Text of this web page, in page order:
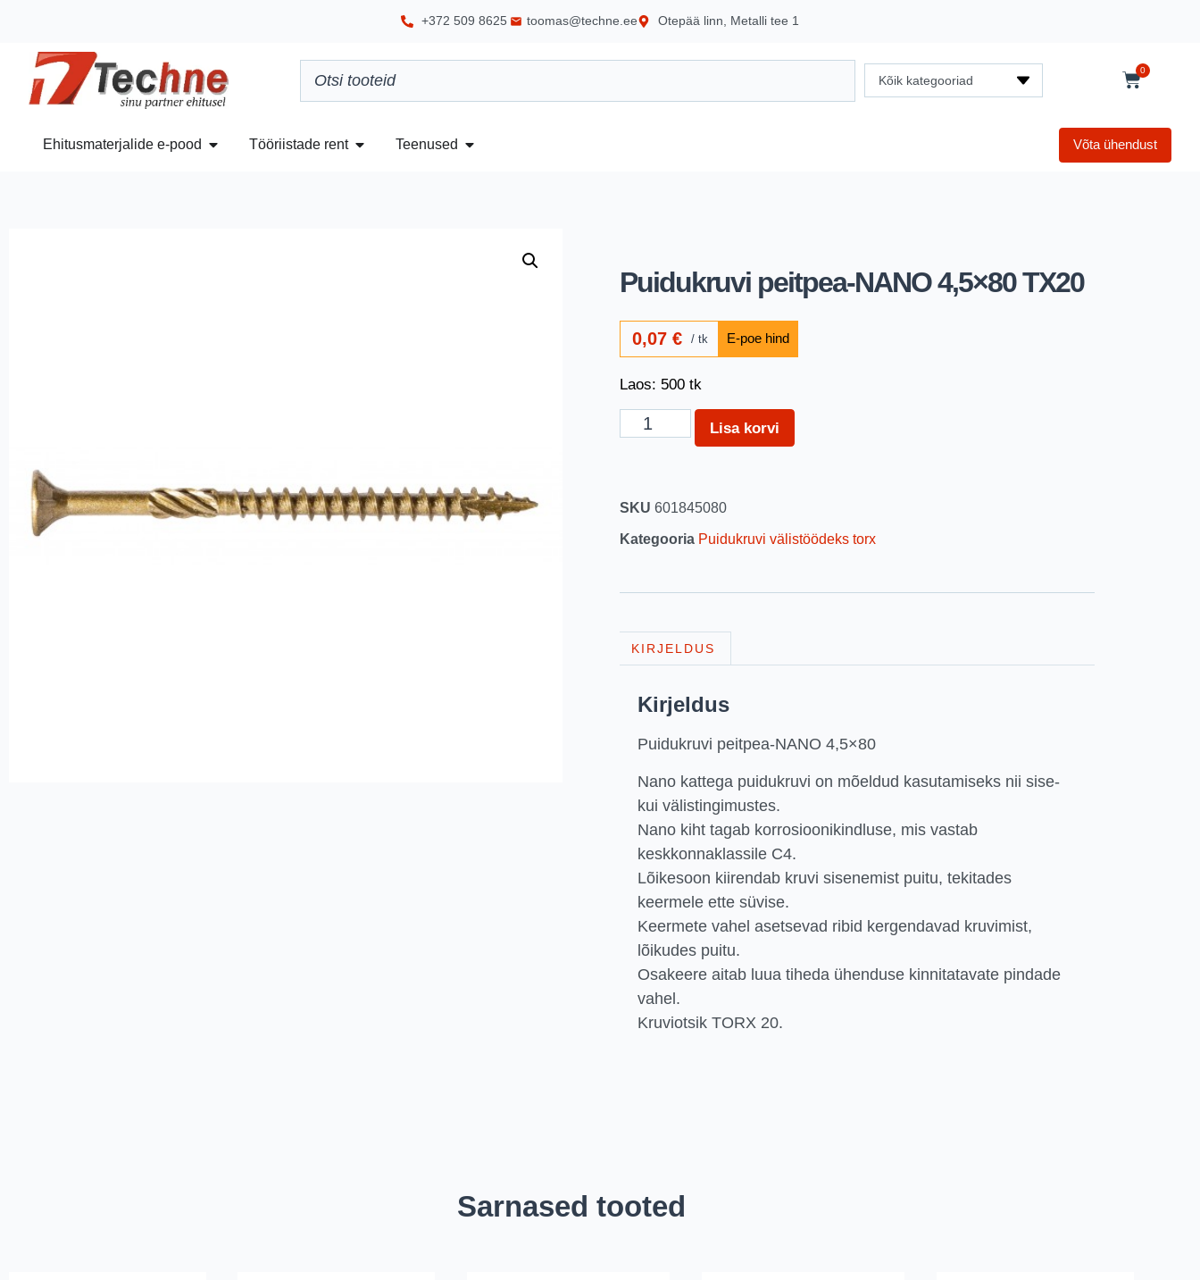
+372 509 8625 toomas@techne.ee Otepää linn, Metalli tee 1
Kõik kategooriad
0
Ehitusmaterjalide e-pood Tööriistade rent Teenused Võta ühendust
Puidukruvi peitpea-NANO 4,5×80 TX20
0,07€ tk
Laos: 500 tk
Lisa korvi
SKU 601845080
Kategooria Puidukruvi välistöödeks torx
KIRJELDUS
Kirjeldus
Puidukruvi peitpea-NANO 4,5×80
Nano kattega puidukruvi on mõeldud kasutamiseks nii sise-
kui välistingimustes.
Nano kiht tagab korrosioonikindluse, mis vastab
keskkonnaklassile C4.
Lõikesoon kiirendab kruvi sisenemist puitu, tekitades
keermele ette süvise.
Keermete vahel asetsevad ribid kergendavad kruvimist,
lõikudes puitu.
Osakeere aitab luua tiheda ühenduse kinnitatavate pindade
vahel.
Kruviotsik TORX 20.
Sarnased tooted